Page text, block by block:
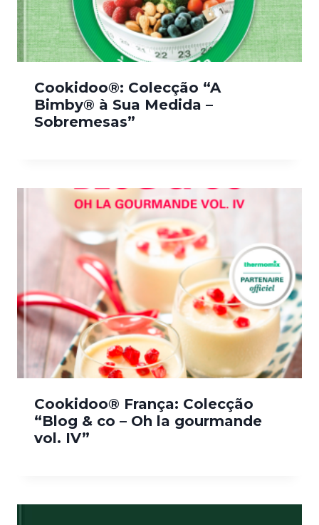
Cookidoo®: Colecção “A
Bimby® à Sua Medida –
Sobremesas”
Cookidoo® França: Colecção
“Blog & co – Oh la gourmande
vol. IV”